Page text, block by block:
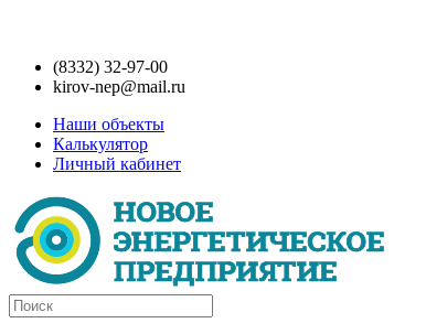
(8332) 32-97-00
kirov-nep@mail.ru
Наши объекты
Калькулятор
Личный кабинет